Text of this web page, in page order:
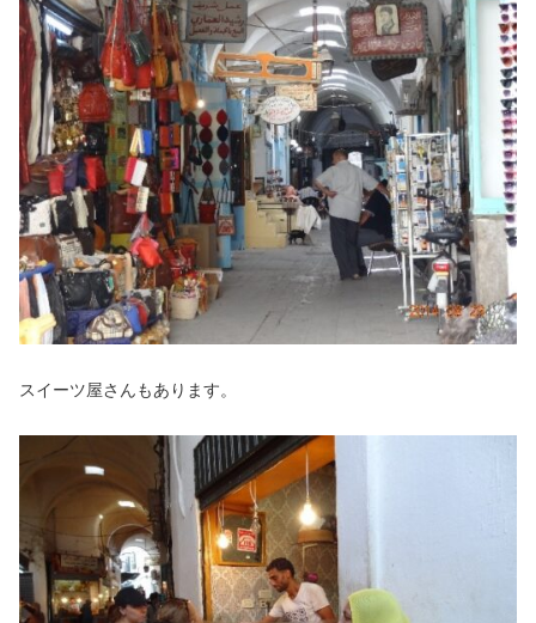
スイーツ屋さんもあります。